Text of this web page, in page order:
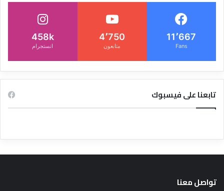
11٬667
Fans
4٬750
متابعون
458k
انستجرام
تابعنا على فيسبوك
تواصل معنا